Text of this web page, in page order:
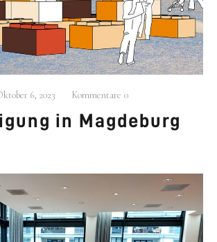
sich mit der Ent­wick­lung neu­
den städ­ti­schen Raum, Wohn­for­
Betei­li­gungs­pro­zes­sen.
KONTAKT
030 609 822 540
mail@ag-urban.de
6, 2023 Kommentare 0
in Mag­de­burg